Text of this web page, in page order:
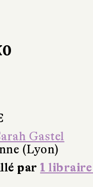
Gastel
(Lyon)
par 1